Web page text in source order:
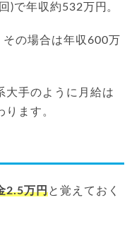
)で年収約532万円。
の場合は年収600万
大手のように月給は
ます。
2.5万円と覚えておく